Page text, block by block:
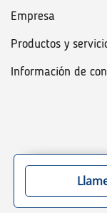
Empresa
Productos y
Información de
©2026
Guía de